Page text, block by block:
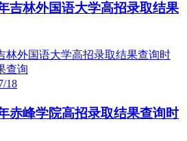
吉林外国语大学高招录取结果
18
赤峰学院高招录取结果查询时